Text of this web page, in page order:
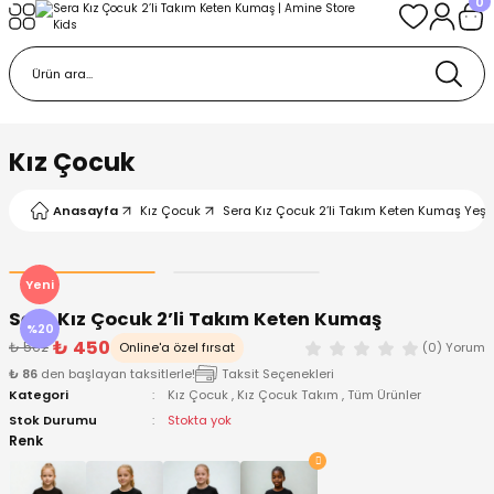
Kız Çocuk
Anasayfa Kız Çocuk Sera Kız Çocuk 2’li Takım Keten Kumaş
Yeni
%20
Sera Kız Çocuk 2’li Takım Keten Kumaş
₺ 562 ₺ 450 Online'a özel fırsat
(0) Yorum
₺ 86 den başlayan taksitlerle!
Taksit Seçenekleri
Kategori
Kız Çocuk , Kız Çocuk Takım ,Tüm Ürünler
Stok Durumu
Stokta yok
Renk
Giyim
Bere ve Eldiven
Body
Body
ve Patik
Çıkışı ve Zıbın Seti
Ürünleri